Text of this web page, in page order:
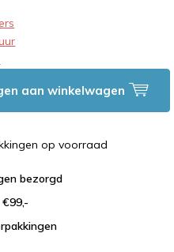
aan winkelwagen
op voorraad
bezorgd